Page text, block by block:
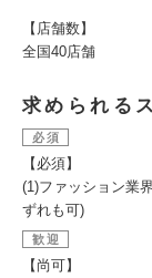
【店舗数】
全国40店舗
求められる
必須
【必須】
(1)ファッション業
ずれも可)
歓迎
【尚可】